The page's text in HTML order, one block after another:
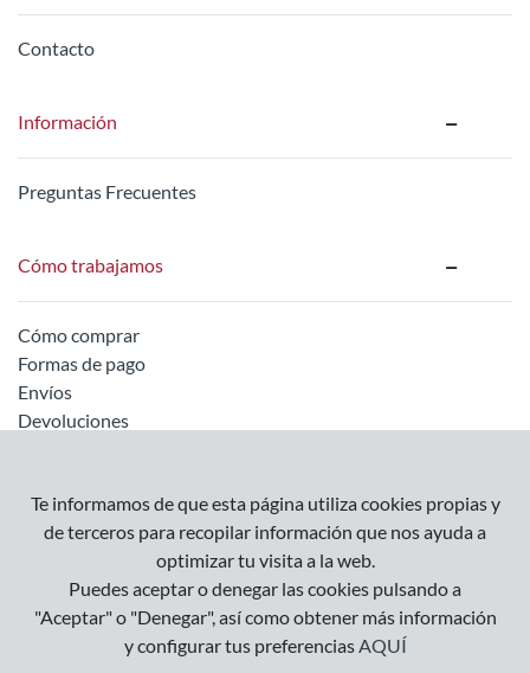
Contacto
Información
Preguntas Frecuentes
Cómo trabajamos
Cómo comprar
Formas de pago
Envíos
Devoluciones
Información legal
Condiciones Generales
Política de Privacidad
Política de Cookies
Te informamos de que esta página utiliza cookies propias y
de terceros para recopilar información que nos ayuda a
optimizar tu visita a la web.
Puedes aceptar o denegar las cookies pulsando a
"Aceptar" o "Denegar", así como obtener más información
y configurar tus preferenciasAQUÍ